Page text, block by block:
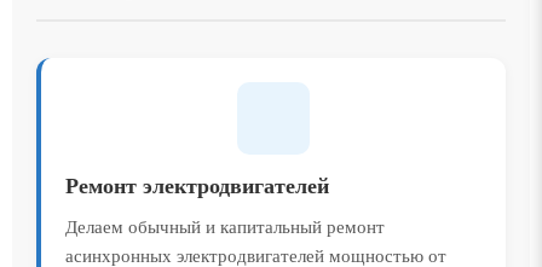
Ремонт электродвигателей
Делаем обычный и капитальный ремонт
асинхронных электродвигателей мощностью от